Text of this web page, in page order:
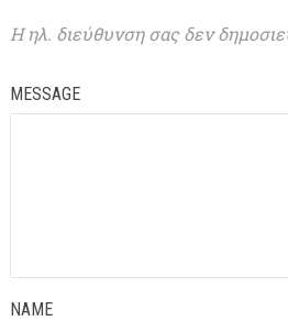
Η ηλ. διεύθυνση σας δεν
MESSAGE
NAME